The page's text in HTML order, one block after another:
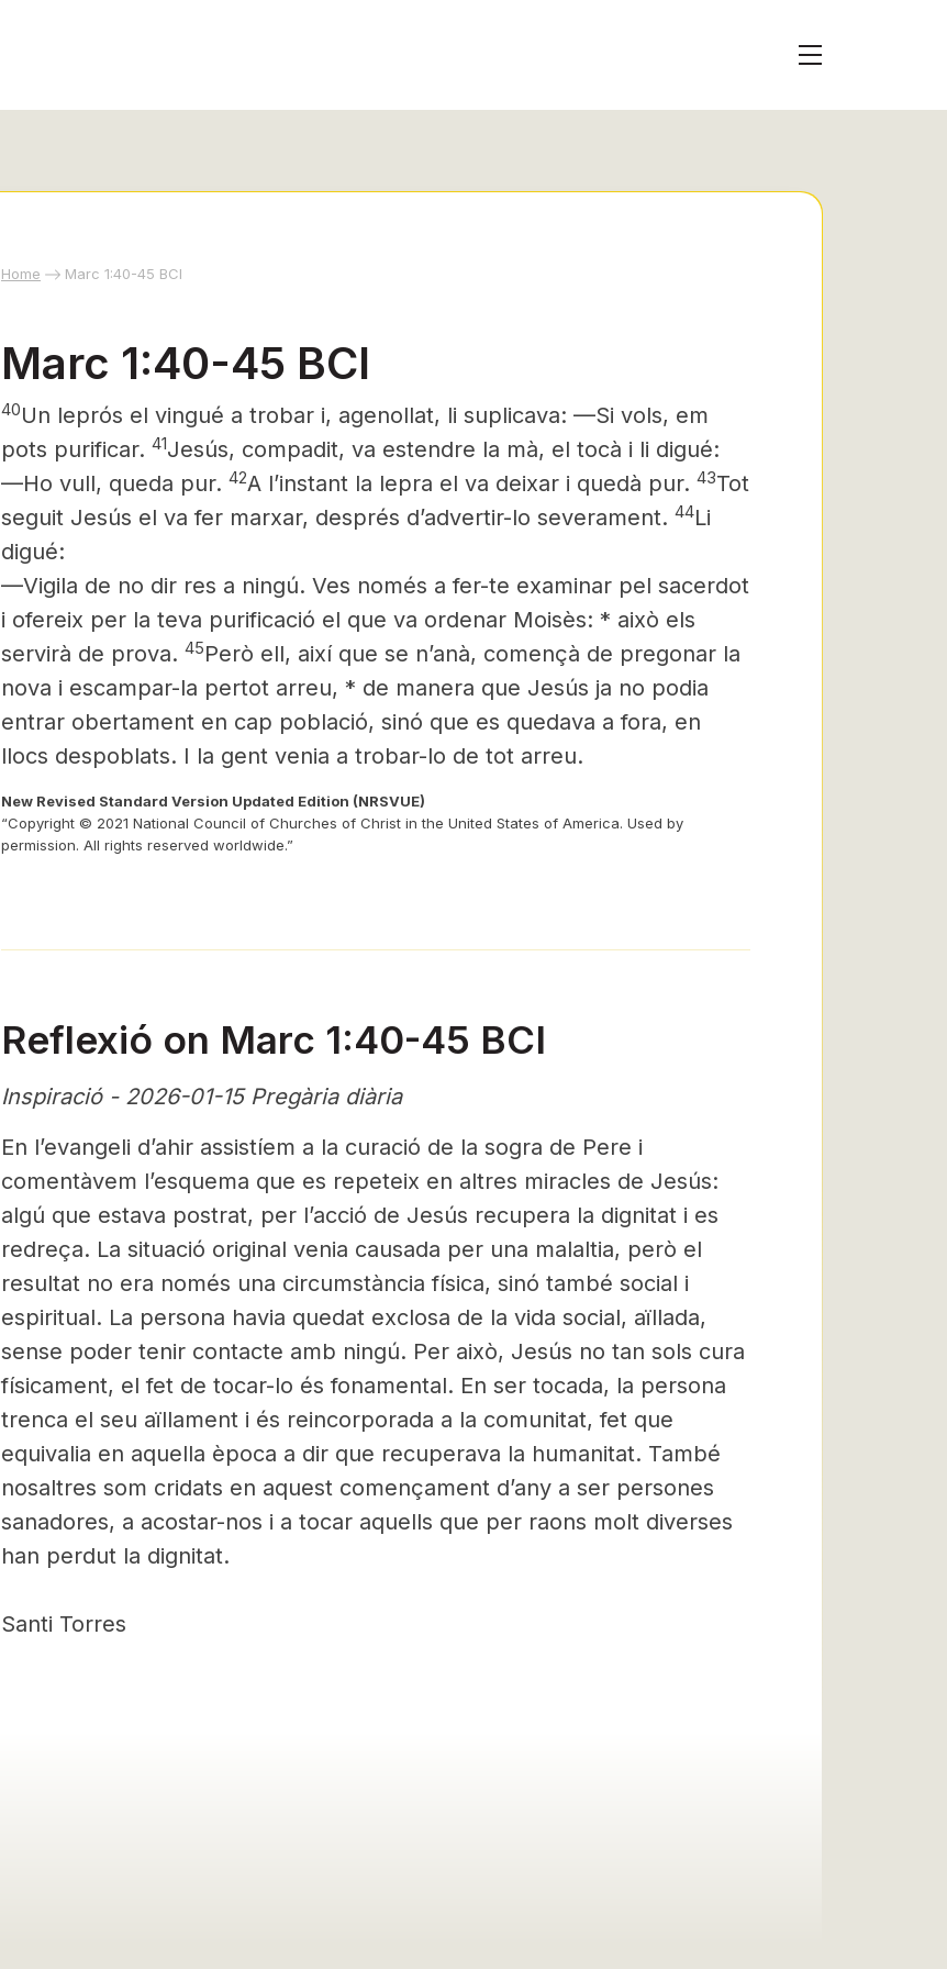
Home Marc 1:40-45 BCI
Marc 1:40-45 BCI
40Un leprós el vingué a trobar i, agenollat, li suplicava: —Si vols, em
pots purificar. 41Jesús, compadit, va estendre la mà, el tocà i li digué:
—Ho vull, queda pur. 42A l’instant la lepra el va deixar i quedà pur. 43Tot
seguit Jesús el va fer marxar, després d’advertir-lo severament. 44Li
digué:
—Vigila de no dir res a ningú. Ves només a fer-te examinar pel sacerdot
i ofereix per la teva purificació el que va ordenar Moisès: * això els
servirà de prova. 45Però ell, així que se n’anà, començà de pregonar la
nova i escampar-la pertot arreu, * de manera que Jesús ja no podia
entrar obertament en cap població, sinó que es quedava a fora, en
llocs despoblats. I la gent venia a trobar-lo de tot arreu.
New Revised Standard Version Updated Edition (NRSVUE)
“Copyright © 2021 National Council of Churches of Christ in the United States of America. Used by
permission. All rights reserved worldwide.”
Reflexió on Marc 1:40-45 BCI
Inspiració - 2026-01-15 Pregària diària
En l’evangeli d’ahir assistíem a la curació de la sogra de Pere i
comentàvem l’esquema que es repeteix en altres miracles de Jesús:
algú que estava postrat, per l’acció de Jesús recupera la dignitat i es
redreça. La situació original venia causada per una malaltia, però el
resultat no era només una circumstància física, sinó també social i
espiritual. La persona havia quedat exclosa de la vida social, aïllada,
sense poder tenir contacte amb ningú. Per això, Jesús no tan sols cura
físicament, el fet de tocar-lo és fonamental. En ser tocada, la persona
trenca el seu aïllament i és reincorporada a la comunitat, fet que
equivalia en aquella època a dir que recuperava la humanitat. També
nosaltres som cridats en aquest començament d’any a ser persones
sanadores, a acostar-nos i a tocar aquells que per raons molt diverses
han perdut la dignitat.
Santi Torres